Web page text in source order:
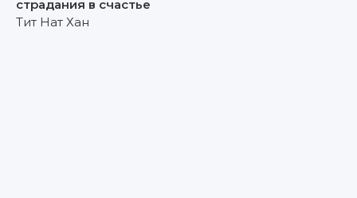
страдания в счастье
Тит Нат Хан